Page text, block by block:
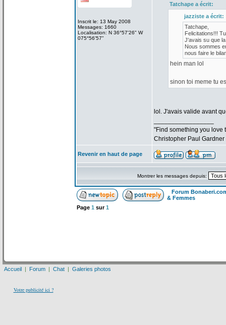
Inscrit le: 13 May 2008
Messages: 1660
Localisation: N 36°57'26" W
075°56'57"
Tatchape a écrit:
jazziste aécrit:
Tatchape,
Felicitations!!!
J'avais su que la
Nous sommes
nous faire le
hein man lol
sinon toi meme tu
lol. J'avais valide avant
"Find something you love
Christopher Paul Gardner
Revenir en haut de page
Montrer les messages depuis:
Forum
& Femmes
Page 1 sur1
Accueil | Forum | Chat | Galeries photos
Votre publicité ici ?